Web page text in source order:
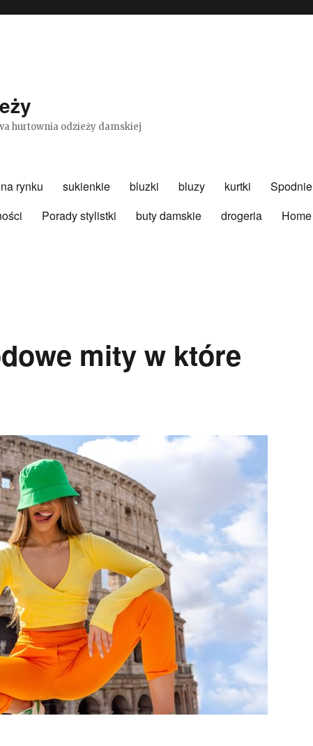
hurtownia odzieży damskiej
rynku sukienkie bluzki bluzy kurtki Spodnie
Porady stylistki buty damskie drogeria Home
mity w które